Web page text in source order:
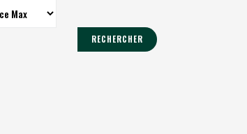
RECHERCHER